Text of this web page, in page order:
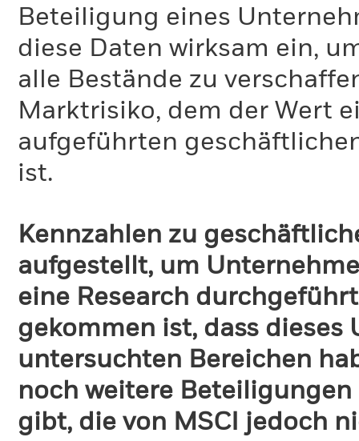
Beteiligung eines
diese Daten wirksam ein,
alle Bestände zu
Marktrisiko, dem der Wert
aufgeführten
ist.
Kennzahlen zu
aufgestellt, um
eine Research
gekommen ist, dass
untersuchten Bereichen
noch weitere
gibt, die von MSCI jedoch